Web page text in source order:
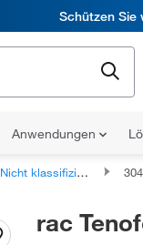
Schützen Sie
Anwendungen
Nicht klassifizierte organische Verbindungen
rac